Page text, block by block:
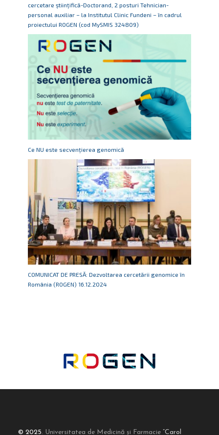
cercetare științifică-Doctorand, 2 posturi Tehnician-
personal auxiliar – la Institutul Clinic Fundeni – în cadrul
proiectului ROGEN (cod MySMIS 324809)
Ce NU este secvențierea genomică
COMUNICAT DE PRESĂ: Dezvoltarea cercetării genomice în
România (ROGEN) 16.12.2024
© 2025. Universitatea de Medicină și Farmacie”Carol